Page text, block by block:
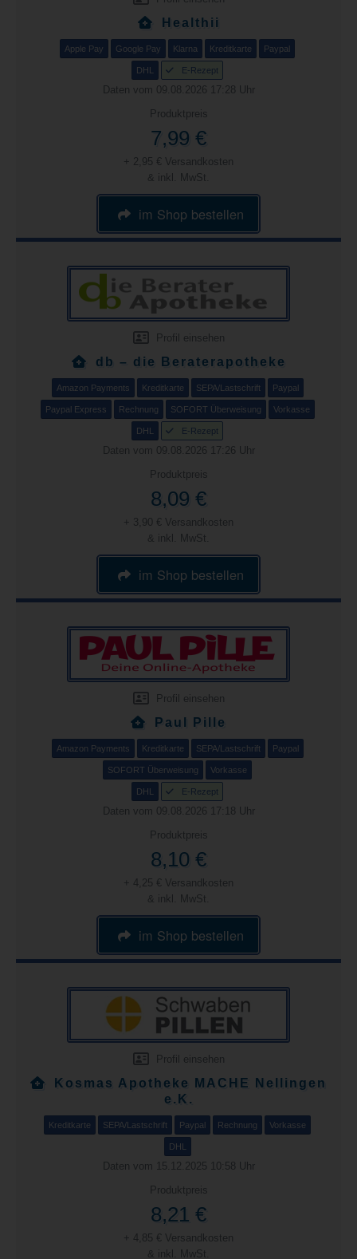
Healthii
Apple Pay Google Pay Klarna Kreditkarte Paypal
DHL E-Rezept
Daten vom 09.08.2026 17:28 Uhr
Produktpreis
7,99 €
+ 2,95 € Versandkosten
& inkl. MwSt.
im Shop bestellen
Profil einsehen
db – die Beraterapotheke
Amazon Payments Kreditkarte SEPA/Lastschrift Paypal
Paypal Express Rechnung SOFORT Überweisung Vorkasse
DHL E-Rezept
Daten vom 09.08.2026 17:26 Uhr
Produktpreis
8,09 €
+ 3,90 € Versandkosten
& inkl. MwSt.
im Shop bestellen
Profil einsehen
Paul Pille
Amazon Payments Kreditkarte SEPA/Lastschrift Paypal
SOFORT Überweisung Vorkasse
DHL E-Rezept
Daten vom 09.08.2026 17:18 Uhr
Produktpreis
8,10 €
+ 4,25 € Versandkosten
& inkl. MwSt.
im Shop bestellen
Profil einsehen
Kosmas Apotheke MACHE Nellingen
e.K.
Kreditkarte SEPA/Lastschrift Paypal Rechnung Vorkasse
DHL
Daten vom 15.12.2025 10:58 Uhr
Produktpreis
8,21 €
+ 4,85 € Versandkosten
& inkl. MwSt.